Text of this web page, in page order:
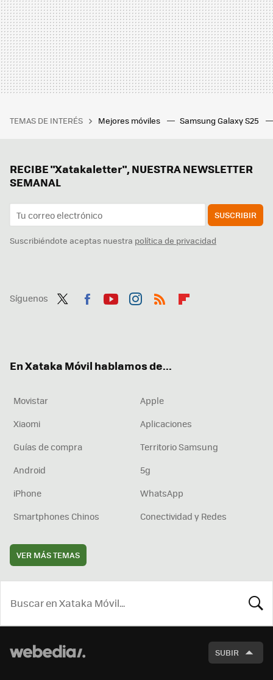
TEMAS DE INTERÉS Mejores móviles Samsung Galaxy S25
RECIBE "Xatakaletter", NUESTRA NEWSLETTER
SEMANAL
SUSCRIBIR
Suscribiéndote aceptas nuestra política de privacidad
Síguenos
En Xataka Móvil hablamos de...
Movistar
Apple
Xiaomi
Aplicaciones
Guías de compra
Territorio Samsung
Android
5g
iPhone
WhatsApp
Smartphones Chinos
Conectividad y Redes
VER MÁS TEMAS
SUBIR